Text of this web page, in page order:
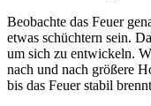
Beobachte das Feuer
etwas schüchtern sein.
um sich zu entwickeln.
nach und nach größere
bis das Feuer stabil